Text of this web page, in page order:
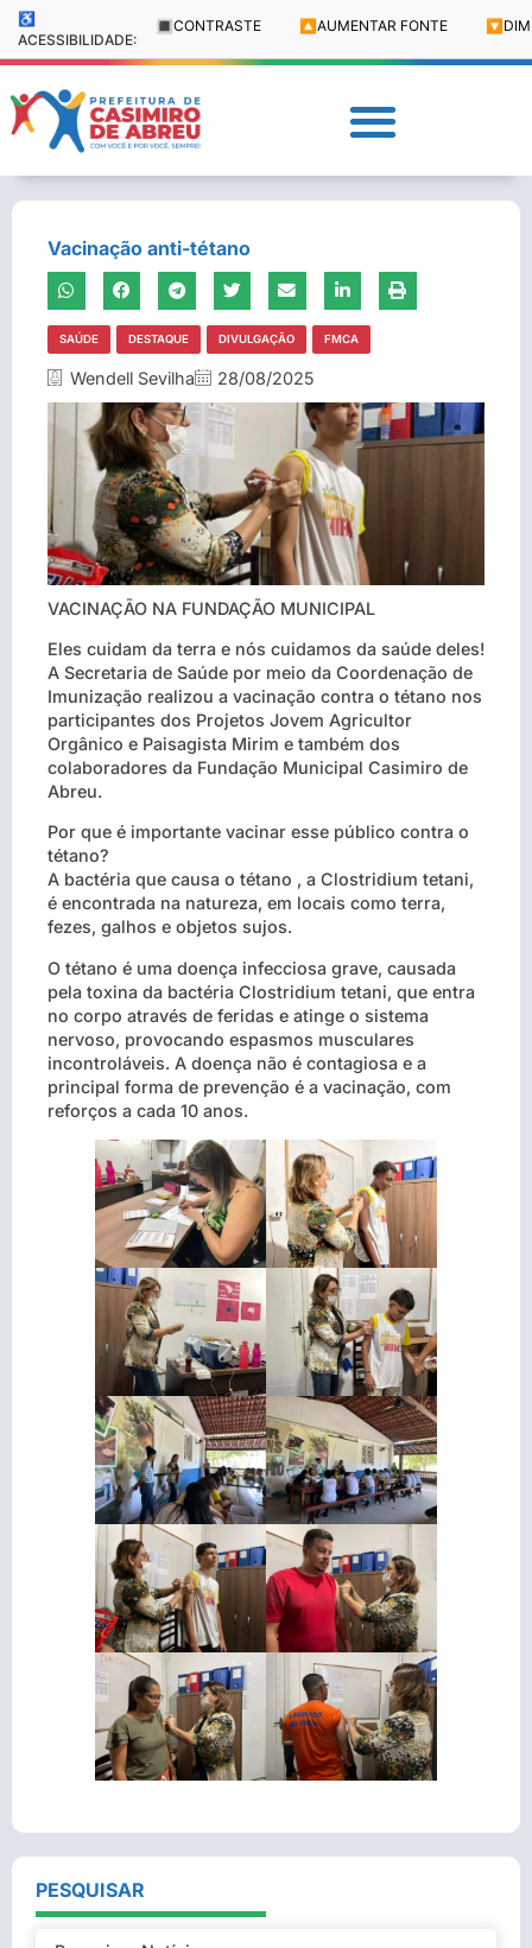
♿
ACESSIBILIDADE:
🔳 CONTRASTE 🔼 AUMENTAR FONTE 🔽
Vacinação anti-tétano
SAÚDE DESTAQUE DIVULGAÇÃO FMCA
Wendell Sevilha 28/08/2025
VACINAÇÃO NA FUNDAÇÃO MUNICIPAL
Eles cuidam da terra e nós cuidamos da saúde deles!
A Secretaria de Saúde por meio da Coordenação de
Imunização realizou a vacinação contra o tétano nos
participantes dos Projetos Jovem Agricultor
Orgânico e Paisagista Mirim e também dos
colaboradores da Fundação Municipal Casimiro de
Abreu.
Por que é importante vacinar esse público contra o
tétano?
A bactéria que causa o tétano , a Clostridium tetani,
é encontrada na natureza, em locais como terra,
fezes, galhos e objetos sujos.
O tétano é uma doença infecciosa grave, causada
pela toxina da bactéria Clostridium tetani, que entra
no corpo através de feridas e atinge o sistema
nervoso, provocando espasmos musculares
incontroláveis. A doença não é contagiosa e a
principal forma de prevenção é a vacinação, com
reforços a cada 10 anos.
PESQUISAR